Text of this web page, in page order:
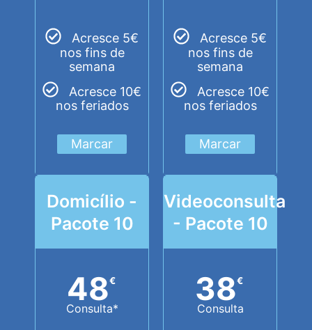
Acresce 5€
nos fins de
semana
Acresce 10€
nos feriados
Marcar
Domicílio -
Pacote 10
48€
Consulta*
Acresce 5€
nos fins de
semana
Acresce 10€
nos feriados
Marcar
Videoconsulta
- Pacote 10
38€
Consulta